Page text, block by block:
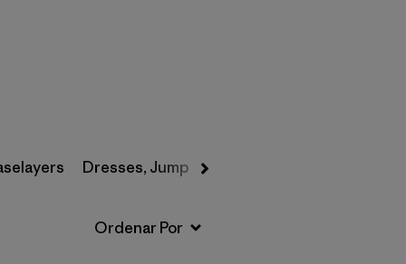
Dresses, Jumpsuits & Overalls